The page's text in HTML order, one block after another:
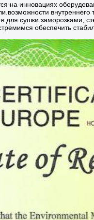
на инновациях
сушки заморозками,
обеспечить